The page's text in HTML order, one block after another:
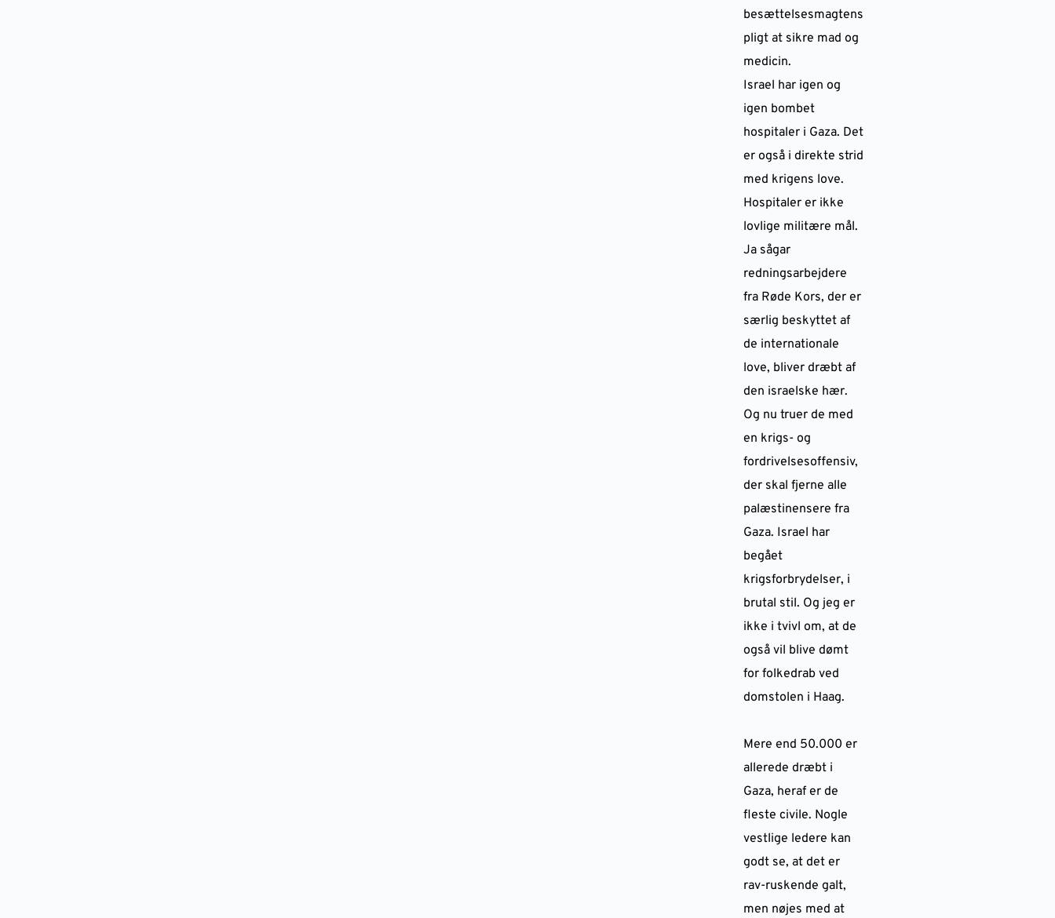
besættelsesmagtens
pligt at sikre mad og
medicin.
Israel har igen og
igen bombet
hospitaler i Gaza. Det
er også i direkte strid
med krigens love.
Hospitaler er ikke
lovlige militære mål.
Ja sågar
redningsarbejdere
fra Røde Kors, der er
særlig beskyttet af
de internationale
love, bliver dræbt af
den israelske hær.
Og nu truer de med
en krigs- og
fordrivelsesoffensiv,
der skal fjerne alle
palæstinensere fra
Gaza. Israel har
begået
krigsforbrydelser, i
brutal stil. Og jeg er
ikke i tvivl om, at de
også vil blive dømt
for folkedrab ved
domstolen i Haag.
Mere end 50.000 er
allerede dræbt i
Gaza, heraf er de
fleste civile. Nogle
vestlige ledere kan
godt se, at det er
rav-ruskende galt,
men nøjes med at